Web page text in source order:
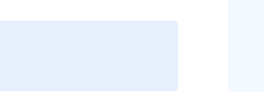
別指導学院で学び、家で覚えて、ITTO模
3週間前からのこのテストターボで、得点
ともできる。苦手な科目に対しては、「マ
選び、1:1、1:2、1:3から人数を選び、科
定期テスト対策を行えるのもメリットで
、近くの校舎へ資料請求して確認してほし